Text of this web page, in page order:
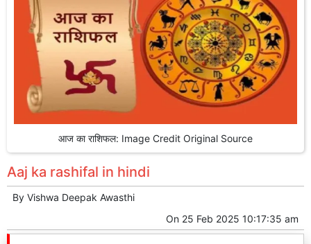
आज का राशिफल: Image Credit Original Source
Aaj ka rashifal in hindi
By Vishwa Deepak Awasthi
On 25 Feb 2025 10:17:35 am